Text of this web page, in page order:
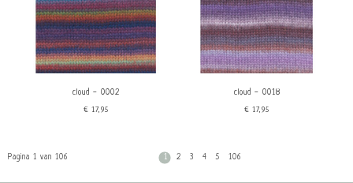
cloud - 0002
€17,95
cloud - 0018
€17,95
Pagina 1 van 106 1 2 3 4 5 106